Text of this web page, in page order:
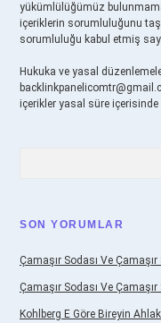
yükümlülüğümüz
içeriklerin sorumluluğunu
sorumluluğu kabul etmiş
Hukuka ve yasal
içerikler yasal süre içerisinde
SON YORUMLAR
Çamaşır Sodası Ve Çamaşır
Çamaşır Sodası Ve Çamaşır
Kohlberg E Göre Bireyin